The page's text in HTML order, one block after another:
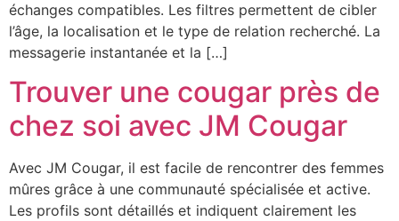
échanges compatibles. Les filtres permettent de cibler
l’âge, la localisation et le type de relation recherché. La
messagerie instantanée et la […]
Trouver une cougar près de
chez soi avec JM Cougar
Avec JM Cougar, il est facile de rencontrer des femmes
mûres grâce à une communauté spécialisée et active.
Les profils sont détaillés et indiquent clairement les